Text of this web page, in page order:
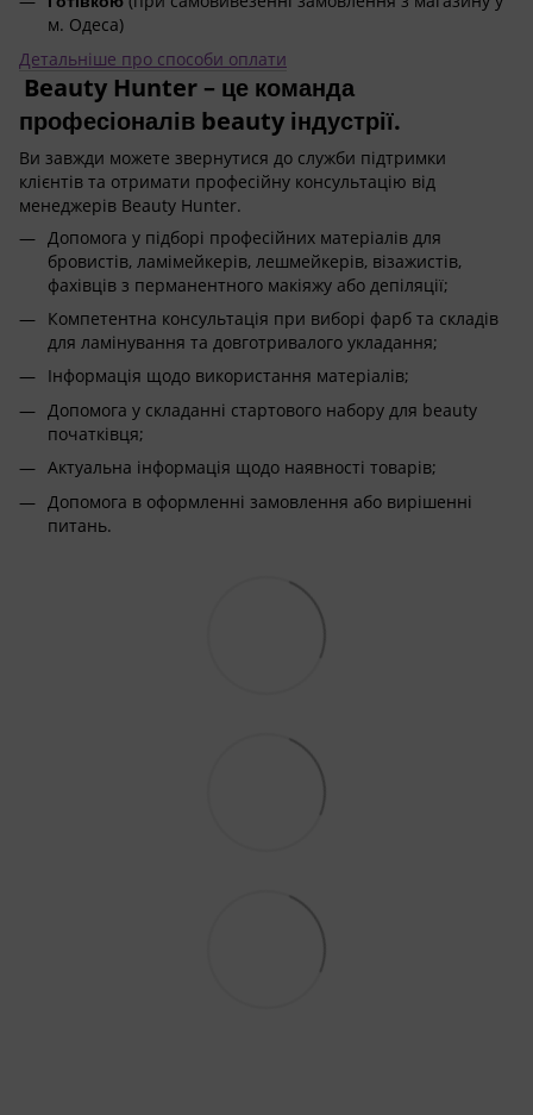
м. Одеса)
Детальніше про способи оплати
Beauty Hunter – це команда
професіоналів beauty індустрії.
Ви завжди можете звернутися до служби підтримки
клієнтів та отримати професійну консультацію від
менеджерів Beauty Hunter.
Допомога у підборі професійних матеріалів для
бровистів, ламімейкерів, лешмейкерів, візажистів,
фахівців з перманентного макіяжу або депіляції;
Компетентна консультація при виборі фарб та складів
для ламінування та довготривалого укладання;
Інформація щодо використання матеріалів;
Допомога у складанні стартового набору для beauty
початківця;
Актуальна інформація щодо наявності товарів;
Допомога в оформленні замовлення або вирішенні
питань.